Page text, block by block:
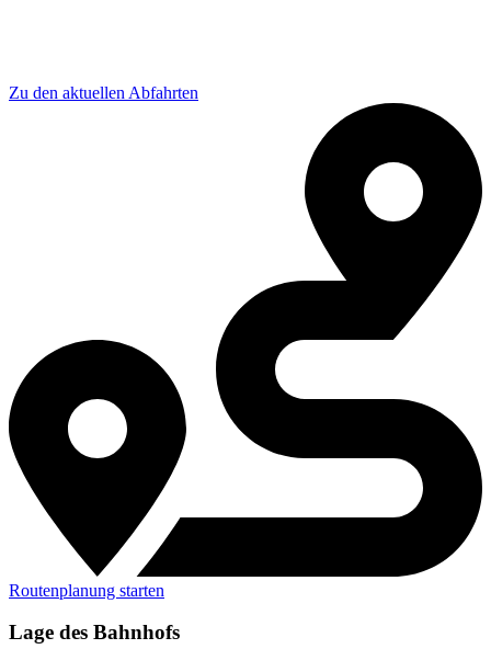
Zu den aktuellen Abfahrten
Routenplanung starten
Lage des Bahnhofs